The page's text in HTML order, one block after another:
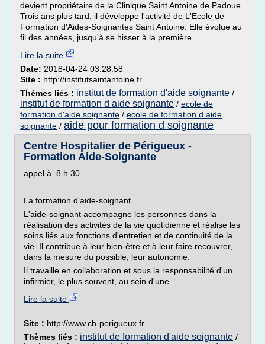
devient propriétaire de la Clinique Saint Antoine de Padoue.
Trois ans plus tard, il développe l'activité de L'Ecole de
Formation d'Aides-Soignantes Saint Antoine. Elle évolue au
fil des années, jusqu'à se hisser à la première...
Lire la suite
Date: 2018-04-24 03:28:58
Site : http://institutsaintantoine.fr
Thèmes liés : institut de formation d'aide soignante /
institut de formation d aide soignante / ecole de
formation d'aide soignante / ecole de formation d aide
soignante / aide pour formation d soignante
Centre Hospitalier de Périgueux -
Formation Aide-Soignante
appel à 8 h 30
La formation d'aide-soignant
L'aide-soignant accompagne les personnes dans la
réalisation des activités de la vie quotidienne et réalise les
soins liés aux fonctions d'entretien et de continuité de la
vie. Il contribue à leur bien-être et à leur faire recouvrer,
dans la mesure du possible, leur autonomie.
Il travaille en collaboration et sous la responsabilité d'un
infirmier, le plus souvent, au sein d'une...
Lire la suite
Site : http://www.ch-perigueux.fr
Thèmes liés : institut de formation d'aide soignante /